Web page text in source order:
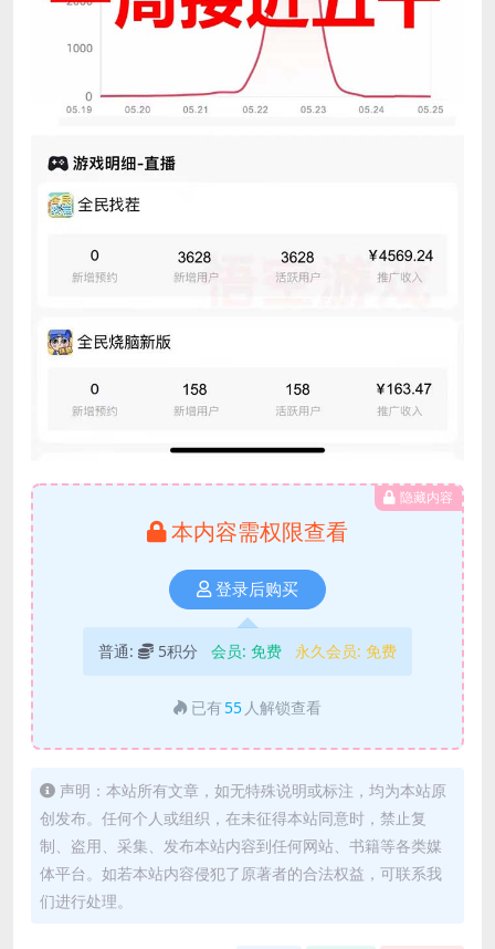
隐藏内容
本内容需权限查看
登录后购买
普通: 5积分 会员: 免费 永久会员: 免费
已有 55 人解锁查看
声明：本站所有文章，如无特殊说明或标注，均为本站原
创发布。任何个人或组织，在未征得本站同意时，禁止复
制、盗用、采集、发布本站内容到任何网站、书籍等各类媒
体平台。如若本站内容侵犯了原著者的合法权益，可联系我
们进行处理。